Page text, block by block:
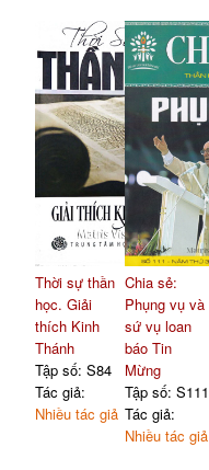
Thời sự thần
học. Giải
thích Kinh
Thánh
Tập số: S84
Tác giả:
Nhiều tác giả
Chia sẻ:
Phụng vụ và
sứ vụ loan
báo Tin
Mừng
Tập số: S111
Tác giả:
Nhiều tác giả